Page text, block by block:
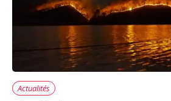
Actualités